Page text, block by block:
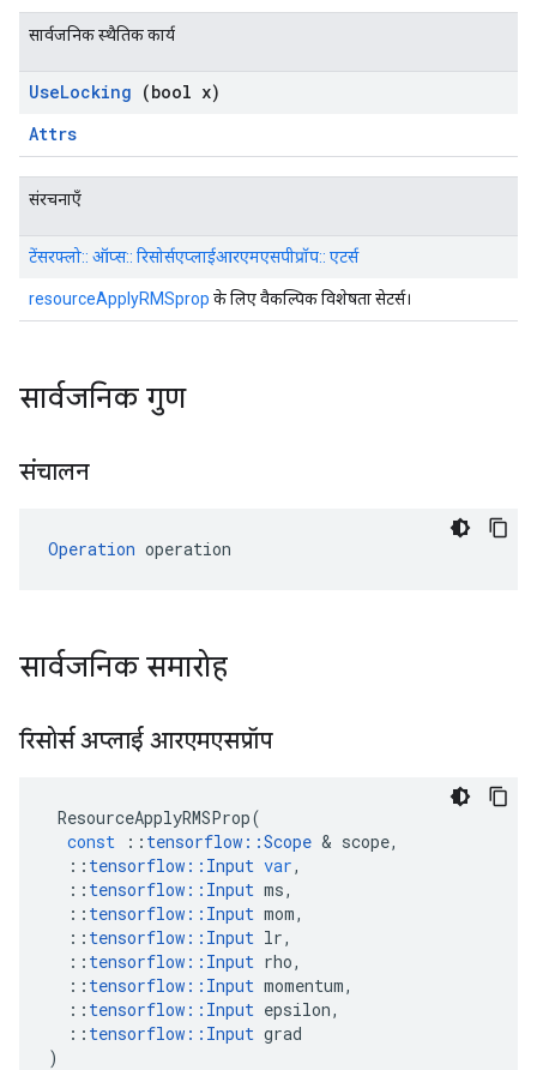
सार्वजनिक स्थैतिक कार्य
UseLocking (bool x)
Attrs
संरचनाएँ
टेंसरफ्लो:: ऑप्स:: रिसोर्सएप्लाईआरएमएसपीप्रॉप:: एटर्स
resourceApplyRMSprop के लिए वैकल्पिक विशेषता सेटर्स।
सार्वजनिक गुण
संचालन
Operation operation
सार्वजनिक समारोह
रिसोर्स अप्लाई आरएमएसप्रॉप
ResourceApplyRMSProp(
const
:: tensorflow ::Scope & scope,
:: tensorflow :: Input var,
:: tensorflow :: Input ms,
:: tensorflow :: Input mom,
:: tensorflow :: Input lr,
:: tensorflow :: Input rho,
:: tensorflow :: Input momentum,
:: tensorflow :: Input epsilon,
:: tensorflow :: Input grad
)